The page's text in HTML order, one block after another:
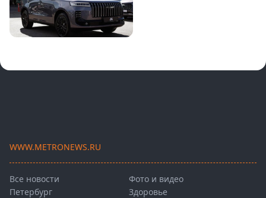
WWW.METRONEWS.RU
Все новости
Петербург
Фото и видео
Здоровье